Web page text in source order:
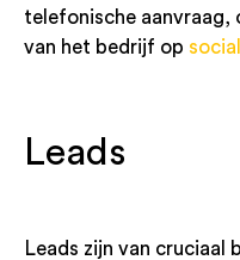
telefonische
van het bedrijf op
Leads
Leads zijn van cruciaal